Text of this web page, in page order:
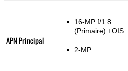
APN Principal
16-MP f/1.8
(Primaire) +OIS
2-MP